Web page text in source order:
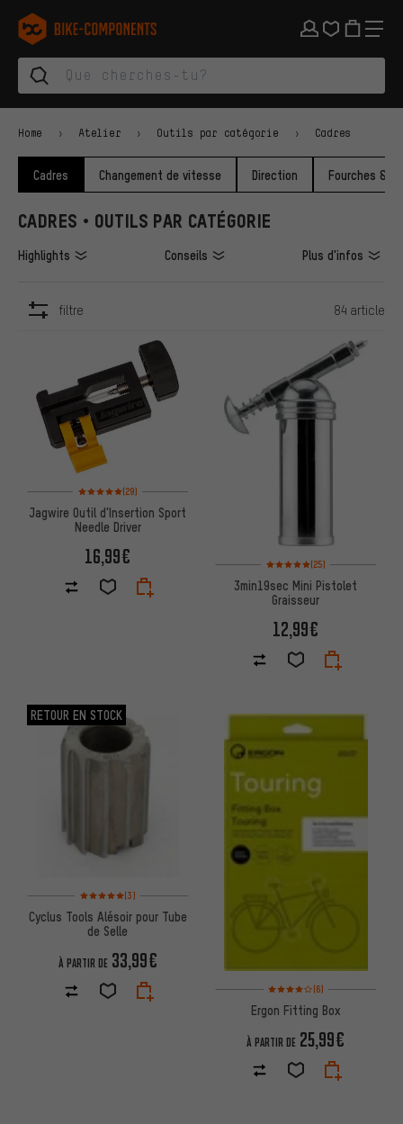
Aller à la navigation principale
Aller à la navigation des catégories
Aller au contenu
Aller aux marques et à la newsletter
Aller au pied de page
bike-components.de Page d'accueil
Home Atelier Outils par catégorie Cadres
Cadres Changement de vitesse Direction Fourches &
CADRES • OUTILS PAR CATÉGORIE
Highlights Conseils Plus d'infos
filtre 84 article
Note moyenne : 5 sur 5 d'après 29 avis
(29)
Jagwire Outil d'Insertion Sport
Needle Driver
16,99€ Note moyenne : 5 sur 5 d'après
(25)
3min19sec Mini Pistolet
Graisseur
12,99€
RETOUR EN STOCK
Note moyenne : 5 sur 5 d'après 3 avis
(3)
Cyclus Tools Alésoir pour Tube
de Selle
À PARTIR DE 33,99€
Note moyenne : 4 sur 5
(6)
Ergon Fitting Box
À PARTIR DE 25,99€